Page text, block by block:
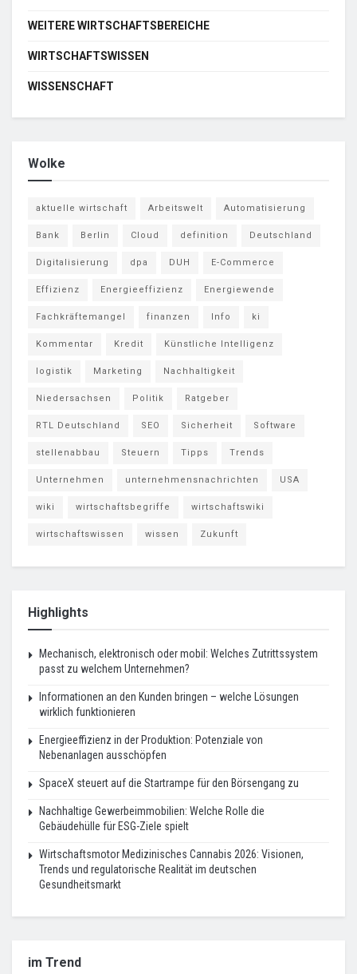
WEITERE WIRTSCHAFTSBEREICHE
WIRTSCHAFTSWISSEN
WISSENSCHAFT
Wolke
aktuelle wirtschaft Arbeitswelt Automatisierung
Bank Berlin Cloud definition Deutschland
Digitalisierung dpa DUH E-Commerce
Effizienz Energieeffizienz Energiewende
Fachkräftemangel finanzen Info ki
Kommentar Kredit Künstliche Intelligenz
logistik Marketing Nachhaltigkeit
Niedersachsen Politik Ratgeber
RTL Deutschland SEO Sicherheit Software
stellenabbau Steuern Tipps Trends
Unternehmen unternehmensnachrichten USA
wiki wirtschaftsbegriffe wirtschaftswiki
wirtschaftswissen wissen Zukunft
Highlights
Mechanisch, elektronisch oder mobil: Welches Zutrittssystem
passt zu welchem Unternehmen?
Informationen an den Kunden bringen – welche Lösungen
wirklich funktionieren
Energieeffizienz in der Produktion: Potenziale von
Nebenanlagen ausschöpfen
SpaceX steuert auf die Startrampe für den Börsengang zu
Nachhaltige Gewerbeimmobilien: Welche Rolle die
Gebäudehülle für ESG-Ziele spielt
Wirtschaftsmotor Medizinisches Cannabis 2026: Visionen,
Trends und regulatorische Realität im deutschen
Gesundheitsmarkt
im Trend